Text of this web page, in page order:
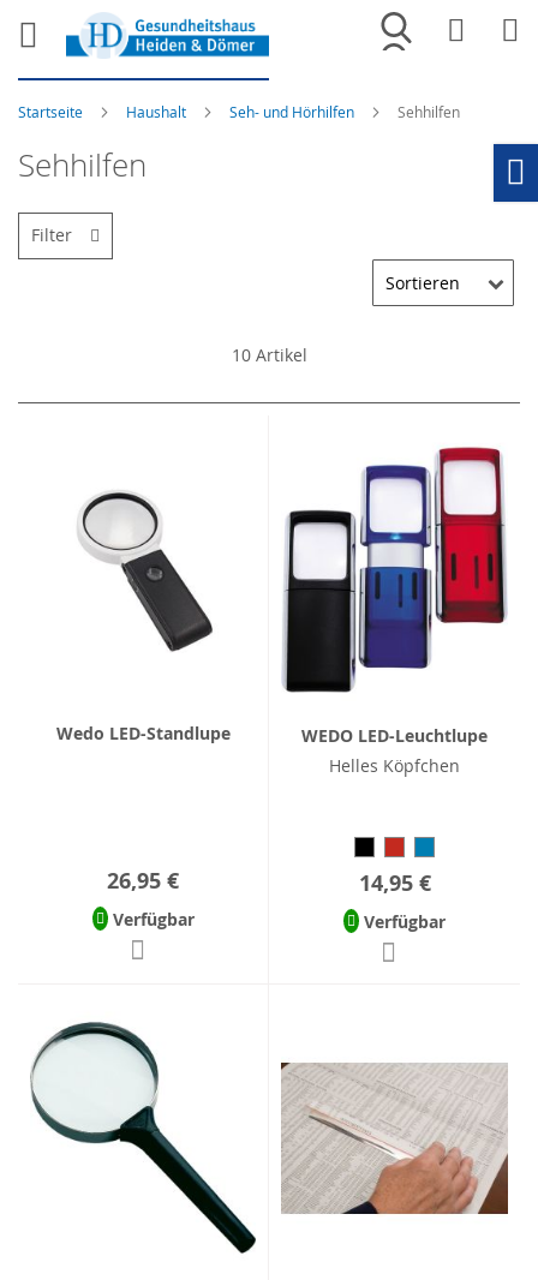
Merkliste
Startseite Haushalt Seh- und Hörhilfen Sehhilfen
Sehhilfen
10Artikel
Wedo LED-Standlupe
26,95 €
Verfügbar
WEDO LED-Leuchtlupe
Helles Köpfchen
14,95 €
Verfügbar
Filter